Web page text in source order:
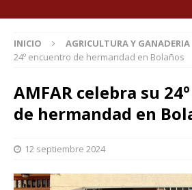
INICIO AGRICULTURA Y GANADERIA
24º encuentro de hermandad en Bolaños
AMFAR celebra su
de hermandad en
12 septiembre 2024